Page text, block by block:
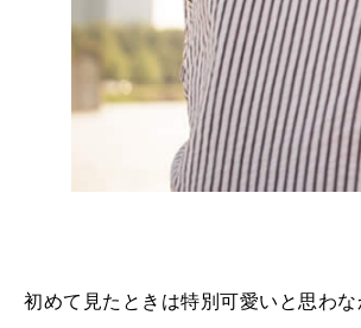
初めて見たときは特別可愛いと思わ